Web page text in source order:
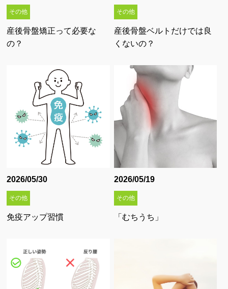
施術方針とスタッフ紹介
施術のながれ
その他 ∨
アクセス
院内設備
プライバシーポリシー
お知らせ
ブログ
その他
産後骨盤矯正って必要な
の？
その他
産後骨盤ベルトだけでは良
くないの？
2026/05/30
その他
免疫アップ習慣
2026/05/19
その他
「むちうち」